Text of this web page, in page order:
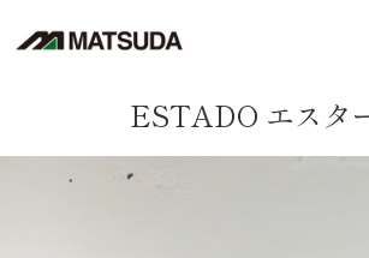
ESTADO エスタ